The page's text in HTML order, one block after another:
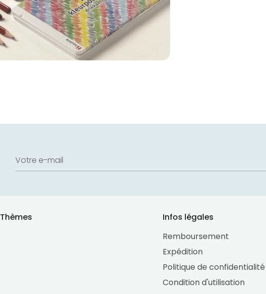
Votre e-mail
Thèmes
Infos légales
Remboursement
Expédition
Politique de confidentialité
Condition d'utilisation